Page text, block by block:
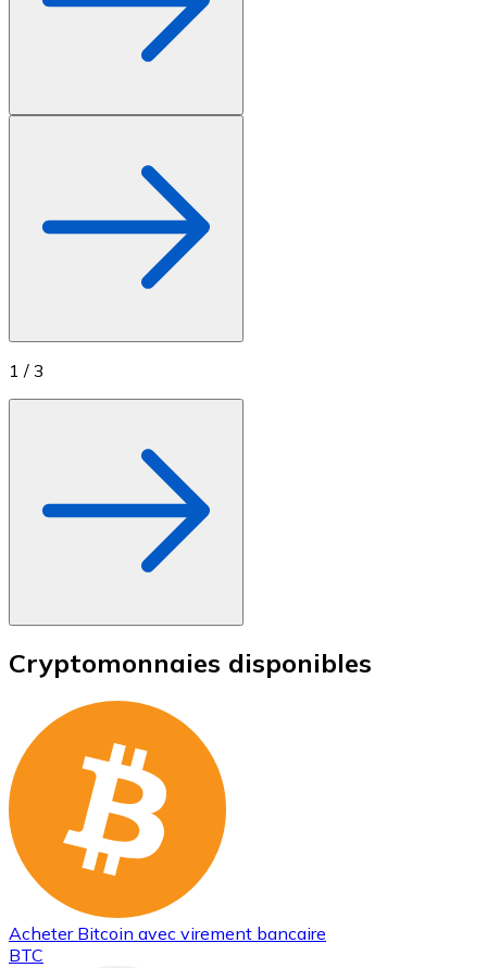
1 / 3
Cryptomonnaies disponibles
Acheter Bitcoin avec virement bancaire
BTC